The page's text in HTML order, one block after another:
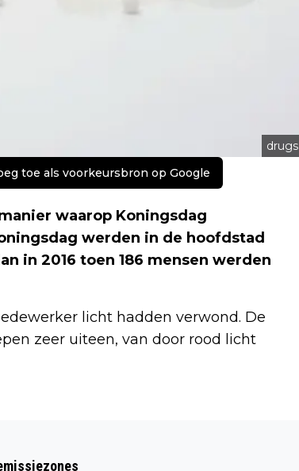
drugs
toe als voorkeursbron op Google
waarop Koningsdag
werden in de hoofdstad
in 2016 toen 186 mensen werden
licht hadden verwond. De
zeer uiteen, van door rood licht